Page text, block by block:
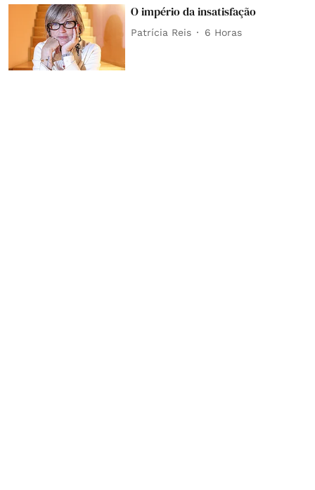
O império da insatisfação
Patrícia Reis 6 Horas